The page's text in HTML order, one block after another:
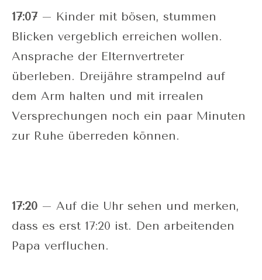
17:07– Kinder mit bösen, stummen
Blicken vergeblich erreichen wollen.
Ansprache der Elternvertreter
überleben. Dreijähre strampelnd auf
dem Arm halten und mit irrealen
Versprechungen noch ein paar Minuten
zur Ruhe überreden können.
17:20 – Auf die Uhr sehen und merken,
dass es erst 17:20 ist. Den arbeitenden
Papa verfluchen.